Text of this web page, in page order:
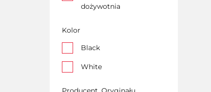
dożywotnia
Kolor
Black
White